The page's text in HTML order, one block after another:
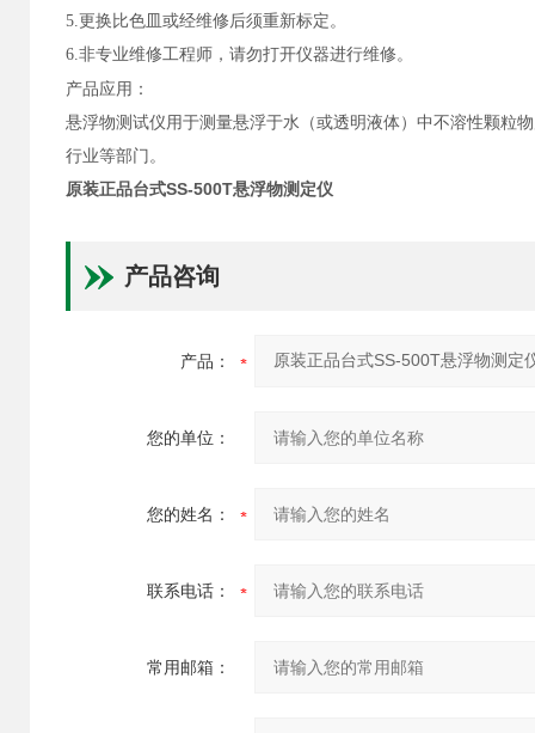
5.更换比色皿或经维修后须重新标定。
6.非专业维修工程师，请勿打开仪器进行维修。
产品应用：
悬浮物测试仪用于测量悬浮于水（或透明液体）中不溶性颗粒
行业等部门。
原装正品台式SS-500T悬浮物测定仪
产品咨询
产品：
您的单位：
您的姓名：
联系电话：
常用邮箱：